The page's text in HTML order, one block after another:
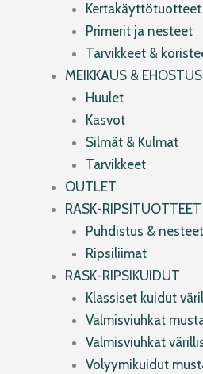
Kertakäyttötuotteet
Primerit ja nesteet
Tarvikkeet &
MEIKKAUS & EHOSTUS
Huulet
Kasvot
Silmät & Kulmat
Tarvikkeet
OUTLET
RASK-RIPSITUOTTEET
Puhdistus & nesteet
Ripsiliimat
RASK-RIPSIKUIDUT
Klassiset kuidut
Valmisviuhkat
Valmisviuhkat
Volyymikuidut